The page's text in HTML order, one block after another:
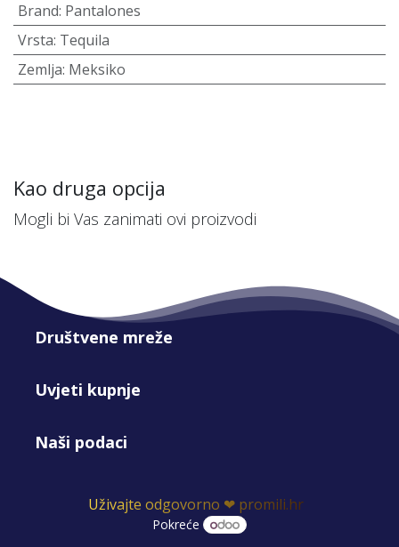
Brand: Pantalones
Vrsta: Tequila
Zemlja: Meksiko
Kao druga opcija
Mogli bi Vas zanimati ovi proizvodi
Društvene mreže
Uvjeti kupnje
Naši podaci
Uživajte odgovorno ❤ promili.hr
Pokreće